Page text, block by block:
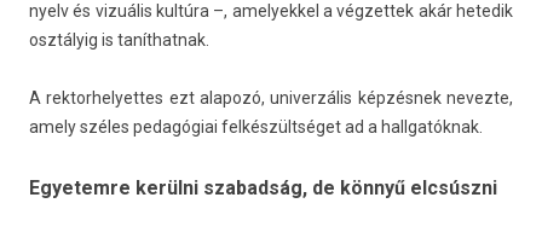
nyelv és vizuális kultúra –, amelyek­kel a vég­zettek akár hetedik
osztályig is tanít­hatnak.
A re­ktor­helyet­tes ezt al­apozó, uni­ver­zális képzésnek nevez­te,
amely széles pedagógiai felkészültséget ad a hallgatók­nak.
Egyetemre kerülni szabadság, de könnyű elcsúszni